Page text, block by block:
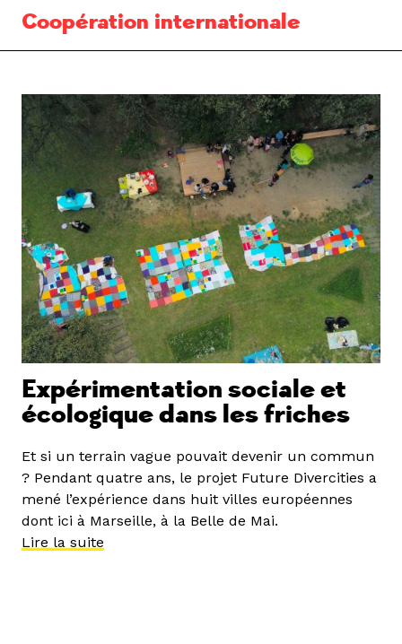
Coopération internationale
Expérimentation sociale et
écologique dans les friches
Et si un terrain vague pouvait devenir un commun
? Pendant quatre ans, le projet Future Divercities a
mené l’expérience dans huit villes européennes
dont ici à Marseille, à la Belle de Mai.
Lire la suite